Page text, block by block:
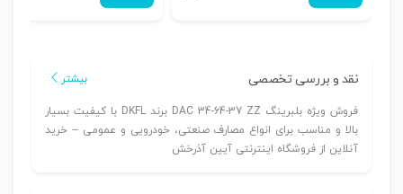
نقد و بررسی تخصصی بیشتر
فروش ویژه بلبرینگ DAC 34-64-37 ZZ برند DKFL با کیفیت بسیار
بالا و مناسب برای انواع مصارف صنعتی، خودرویی و عمومی – خرید
آنلاین از فروشگاه اینترنتی آیین آذرخش